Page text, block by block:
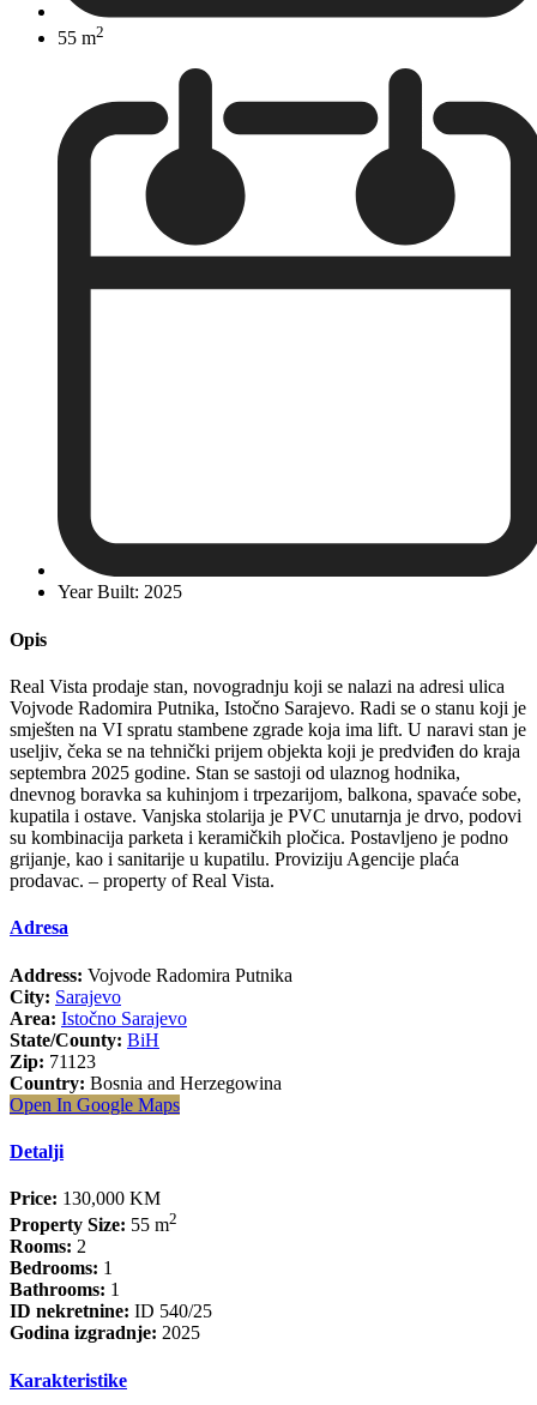
55 m2
Year Built: 2025
Opis
Real Vista prodaje stan, novogradnju koji se nalazi na adresi ulica
Vojvode Radomira Putnika, Istočno Sarajevo. Radi se o stanu koji je
smješten na VI spratu stambene zgrade koja ima lift. U naravi stan je
useljiv, čeka se na tehnički prijem objekta koji je predviđen do kraja
septembra 2025 godine. Stan se sastoji od ulaznog hodnika,
dnevnog boravka sa kuhinjom i trpezarijom, balkona, spavaće sobe,
kupatila i ostave. Vanjska stolarija je PVC unutarnja je drvo, podovi
su kombinacija parketa i keramičkih pločica. Postavljeno je podno
grijanje, kao i sanitarije u kupatilu. Proviziju Agencije plaća
prodavac. – property of Real Vista.
Adresa
Address: Vojvode Radomira Putnika
City: Sarajevo
Area: Istočno Sarajevo
State/County: BiH
Zip: 71123
Country: Bosnia and Herzegowina
Open In Google Maps
Detalji
Price: 130,000 KM
Property Size: 55 m2
Rooms: 2
Bedrooms: 1
Bathrooms: 1
ID nekretnine: ID 540/25
Godina izgradnje: 2025
Karakteristike